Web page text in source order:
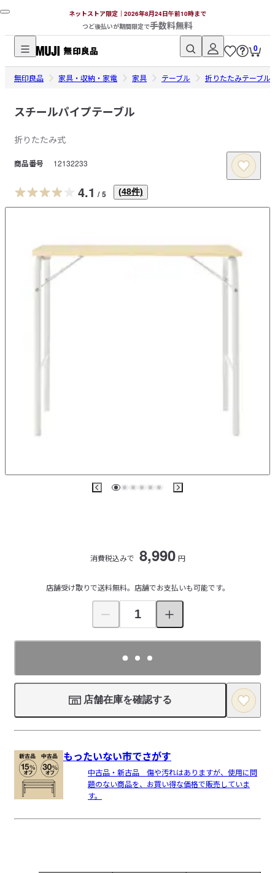
ネットストア限定｜2026年8月24日午前10時まで
つど後払いが期間限定で手数料無料
無
印
品
ッ
ス
ト
0
無印良品 家具・収納・家電 家具 テーブル 折りたたみテーブル
スチールパイプテーブル
折りたたみ式
商品番号 12132233
4.1 / 5 (48件)
消費税込みで 8,990 円
店舗受け取りで送料無料。店舗でお支払いも可能です。
店舗在庫を確認する
もったいない市でさがす
中古品・新古品 傷や汚れはありますが、使用に問
題のない商品を、お買い得な価格で販売していま
す。